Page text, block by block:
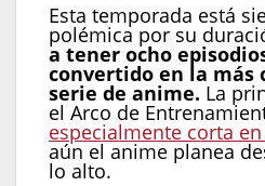
Esta temporada está
polémica por su
a tener ocho
convertido en la más
serie de anime. La
el Arco de
especialmente corta
aún el anime planea
lo alto.